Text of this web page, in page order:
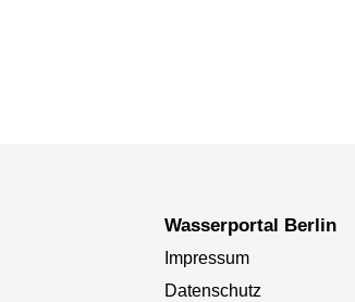
Wasserportal Berlin
Impressum
Datenschutz